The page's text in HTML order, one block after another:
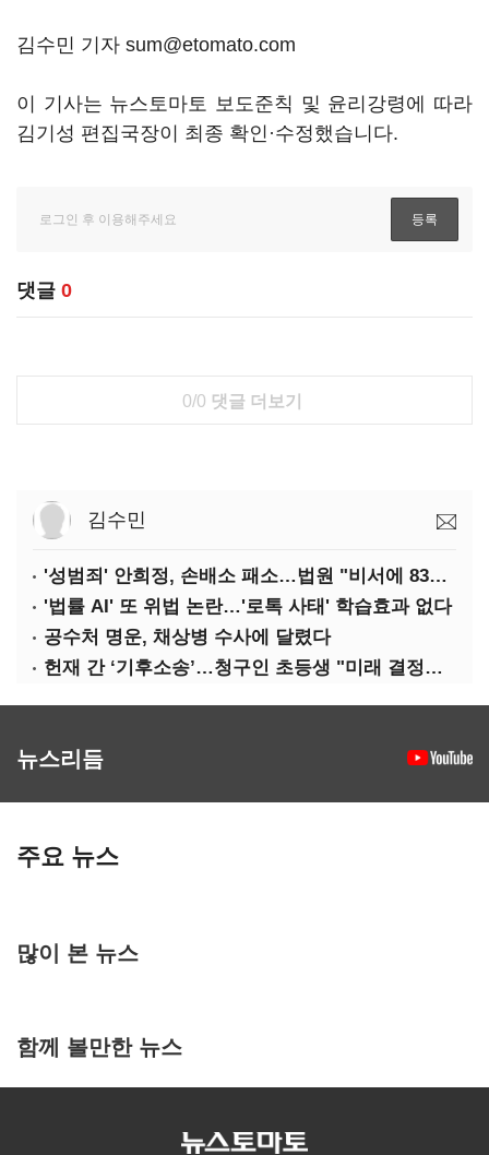
김수민 기자 sum@etomato.com
이 기사는 뉴스토마토 보도준칙 및 윤리강령에 따라
김기성 편집국장이 최종 확인·수정했습니다.
댓글 0
0/0 댓글 더보기
김수민
'성범죄' 안희정, 손배소 패소…법원 "비서에 8347만원 배상"
'법률 AI' 또 위법 논란…'로톡 사태' 학습효과 없다
공수처 명운, 채상병 수사에 달렸다
헌재 간 ‘기후소송’…청구인 초등생 "미래 결정할 중요한 소송"
뉴스리듬
주요 뉴스
많이 본 뉴스
함께 볼만한 뉴스